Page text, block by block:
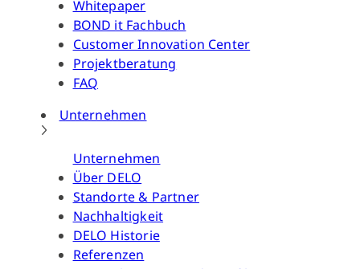
Whitepaper
BOND it Fachbuch
Customer Innovation Center
Projektberatung
FAQ
Unternehmen
Unternehmen
Über DELO
Standorte & Partner
Nachhaltigkeit
DELO Historie
Referenzen